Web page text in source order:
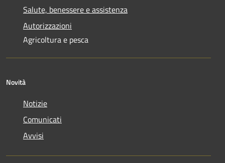
Salute, benessere e assistenza
Autorizzazioni
Agricoltura e pesca
Novità
Notizie
Comunicati
Avvisi